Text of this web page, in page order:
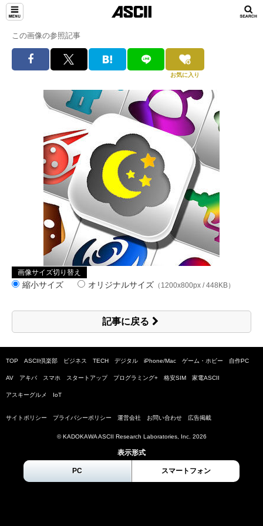
この画像の参照記事
お気に入り
画像サイズ切り替え
縮小サイズ オリジナルサイズ （1200x800px / 448KB）
記事に戻る
TOP ASCII倶楽部 ビジネス TECH デジタル iPhone/Mac ゲーム・ホビー 自作PC
AV アキバ スマホ スタートアップ プログラミング+ 格安SIM 家電ASCII
アスキーグルメ IoT
サイトポリシー プライバシーポリシー 運営会社 お問い合わせ 広告掲載
© KADOKAWA ASCII Research Laboratories, Inc. 2026
表示形式
PC スマートフォン